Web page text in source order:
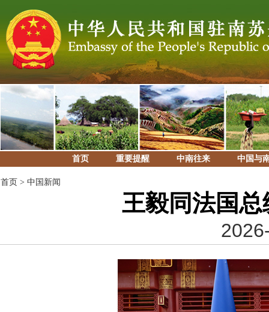
首页 重要提醒 中南往来 中国与
首页 > 中国新闻
王毅同法国